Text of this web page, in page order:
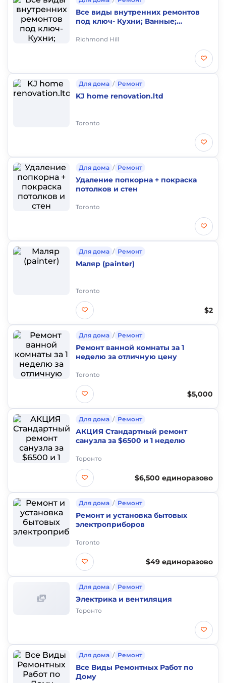
Все виды внутренних ремонтов
под ключ- Кухни; Ванные;
Richmond Hill
Для дома / Ремонт
KJ home renovation.ltd
Toronto
Для дома / Ремонт
Удаление попкорна + покраска
потолков и стен
Toronto
Для дома / Ремонт
Маляр (painter)
Toronto
$2
Для дома / Ремонт
Ремонт ванной комнаты за 1
неделю за отличную цену
Toronto
$5,000
Для дома / Ремонт
АКЦИЯ Стандартный ремонт
санузла за $6500 и 1 неделю
Торонто
$6,500 единоразово
Для дома / Ремонт
Ремонт и установка бытовых
электроприборов
Toronto
$49 единоразово
Для дома / Ремонт
Электрика и вентиляция
Торонто
Для дома / Ремонт
Все Виды Ремонтных Работ по
Дому